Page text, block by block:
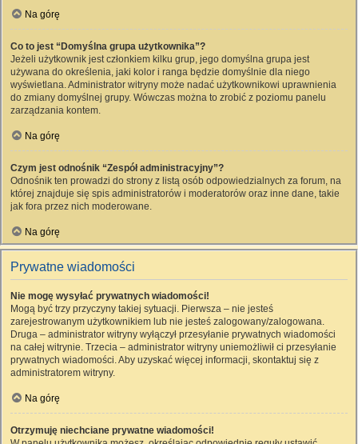
Na górę
Co to jest “Domyślna grupa użytkownika”?
Jeżeli użytkownik jest członkiem kilku grup, jego domyślna grupa jest
używana do określenia, jaki kolor i ranga będzie domyślnie dla niego
wyświetlana. Administrator witryny może nadać użytkownikowi uprawnienia
do zmiany domyślnej grupy. Wówczas można to zrobić z poziomu panelu
zarządzania kontem.
Na górę
Czym jest odnośnik “Zespół administracyjny”?
Odnośnik ten prowadzi do strony z listą osób odpowiedzialnych za forum, na
której znajduje się spis administratorów i moderatorów oraz inne dane, takie
jak fora przez nich moderowane.
Na górę
Prywatne wiadomości
Nie mogę wysyłać prywatnych wiadomości!
Mogą być trzy przyczyny takiej sytuacji. Pierwsza – nie jesteś
zarejestrowanym użytkownikiem lub nie jesteś zalogowany/zalogowana.
Druga – administrator witryny wyłączył przesyłanie prywatnych wiadomości
na całej witrynie. Trzecia – administrator witryny uniemożliwił ci przesyłanie
prywatnych wiadomości. Aby uzyskać więcej informacji, skontaktuj się z
administratorem witryny.
Na górę
Otrzymuję niechciane prywatne wiadomości!